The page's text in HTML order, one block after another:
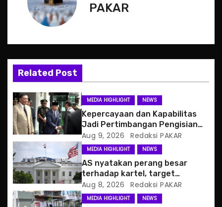
g
a
t
i
o
n
PAKAR
Related Post
MEDIA HIGHLIGHT NEWS
Kepercayaan dan Kapabilitas
Jadi Pertimbangan Pengisian
Posisi Wamenhan
Aug 9, 2026 Redaksi PAKAR
MEDIA HIGHLIGHT NEWS
AS nyatakan perang besar
terhadap kartel, target
pertama CJNG
Aug 8, 2026 Redaksi PAKAR
MEDIA HIGHLIGHT NEWS